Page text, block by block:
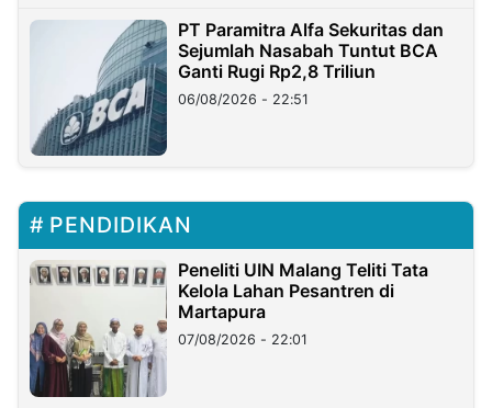
PT Paramitra Alfa Sekuritas dan
Sejumlah Nasabah Tuntut BCA
Ganti Rugi Rp2,8 Triliun
06/08/2026 - 22:51
PENDIDIKAN
Peneliti UIN Malang Teliti Tata
Kelola Lahan Pesantren di
Martapura
07/08/2026 - 22:01